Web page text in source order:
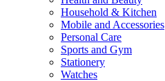
Household & Kitchen
Mobile and Accessories
Personal Care
Sports and Gym
Stationery
Watches